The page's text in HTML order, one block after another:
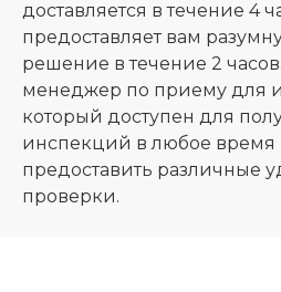
доставляется в течение 4
предоставляет вам
решение в течение 2
менеджер по приему для
который доступен для
инспекций в любое время
предоставить различные
проверки.